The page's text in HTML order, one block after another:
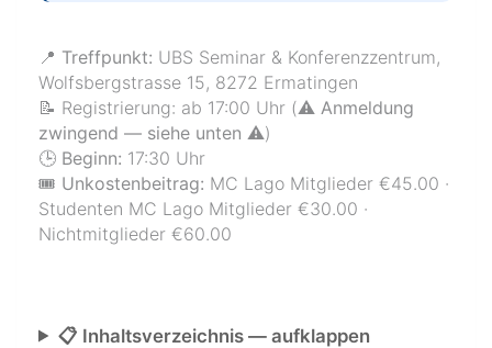
📍 Treffpunkt: UBS Seminar & Konferenzzentrum,
Wolfsbergstrasse 15, 8272 Ermatingen
📝 Registrierung: ab 17:00 Uhr (⚠️ Anmeldung
zwingend — siehe unten ⚠️)
🕒 Beginn: 17:30 Uhr
🎟️ Unkostenbeitrag: MC Lago Mitglieder €45.00 ·
Studenten MC Lago Mitglieder €30.00 ·
Nichtmitglieder €60.00
📋 Inhaltsverzeichnis — aufklappen